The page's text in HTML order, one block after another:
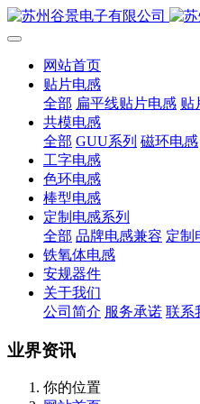
网站首页
贴片电感
全部 扁平线贴片电感 贴
共模电感
全部 GUU系列 磁环电感
工字电感
色环电感
棒型电感
定制电感系列
全部 品牌电感兼容 定制
铁氧体电感
安规器件
关于我们
公司简介 服务承诺 联系
业界资讯
你的位置